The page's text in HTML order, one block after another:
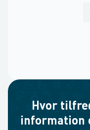
Hvor
information